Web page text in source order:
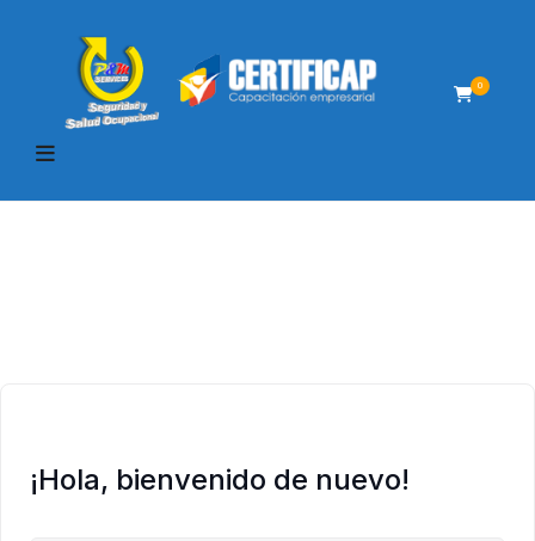
0
¡Hola, bienvenido de nuevo!